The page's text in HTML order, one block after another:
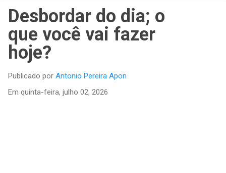
Desbordar do dia; o
que você vai fazer
hoje?
Publicado por Antonio Pereira Apon
Em quinta-feira, julho 02, 2026